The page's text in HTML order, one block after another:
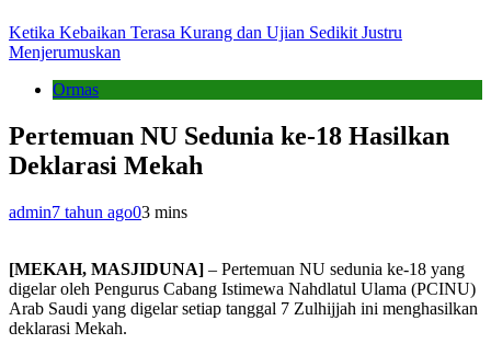
Ketika Kebaikan Terasa Kurang dan Ujian Sedikit Justru
Menjerumuskan
Ormas
Pertemuan NU Sedunia ke-18 Hasilkan
Deklarasi Mekah
admin7 tahun ago03 mins
[MEKAH, MASJIDUNA] – Pertemuan NU sedunia ke-18 yang
digelar oleh Pengurus Cabang Istimewa Nahdlatul Ulama (PCINU)
Arab Saudi yang digelar setiap tanggal 7 Zulhijjah ini menghasilkan
deklarasi Mekah.